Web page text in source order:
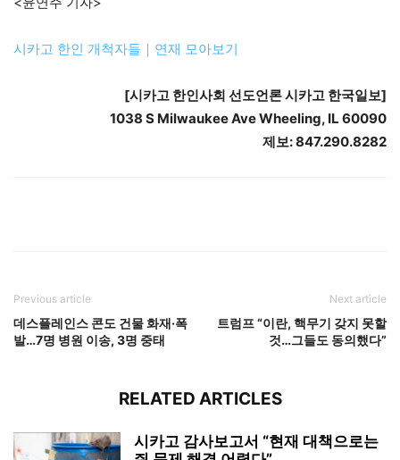
시카고 한인 개척자들｜연재 모아보기
[시카고 한인사회 선도언론 시카고 한국일보]
1038 S Milwaukee Ave Wheeling, IL 60090
제보: 847.290.8282
Previous article
데스플레인스 콘도 건물 화재·폭
발…7명 병원 이송, 3명 중태
Next article
트럼프 “이란, 핵무기 갖지 못할
것…그들도 동의했다”
RELATED ARTICLES
시카고 감사보고서 “현재 대책으로는